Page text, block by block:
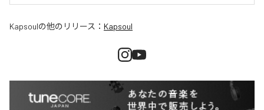
Kapsoulの他のリリース： Kapsoul